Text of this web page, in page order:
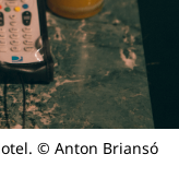
© Anton Briansó